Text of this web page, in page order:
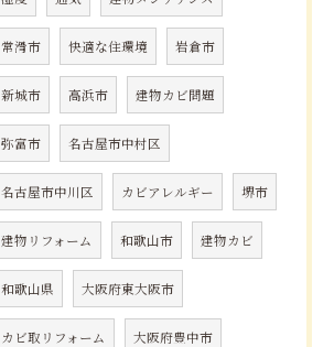
常滑市 快適な住環境 岩倉市
新城市 高浜市 建物カビ問題
弥富市 名古屋市中村区
名古屋市中川区 カビアレルギー 堺市
建物リフォーム 和歌山市 建物カビ
和歌山県 大阪府東大阪市
カビ取リフォーム 大阪府豊中市